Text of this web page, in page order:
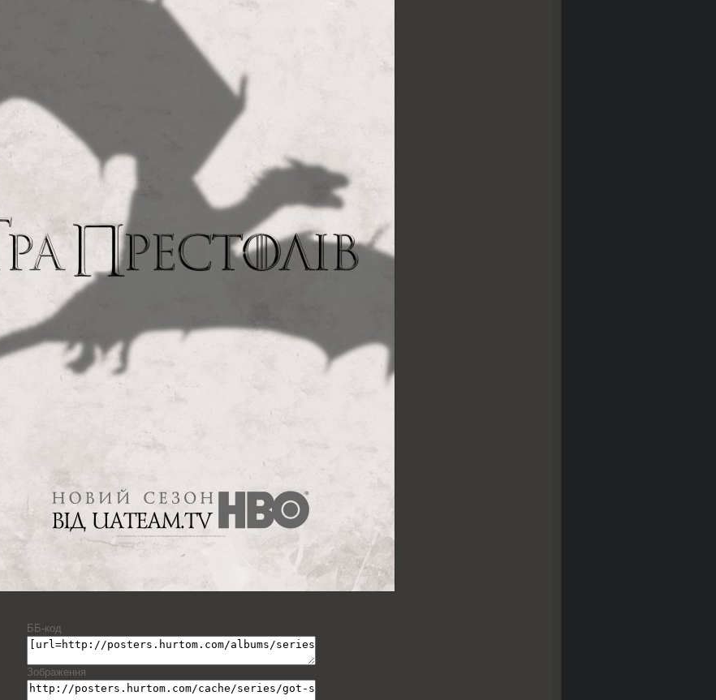
ББ-код
Зображення